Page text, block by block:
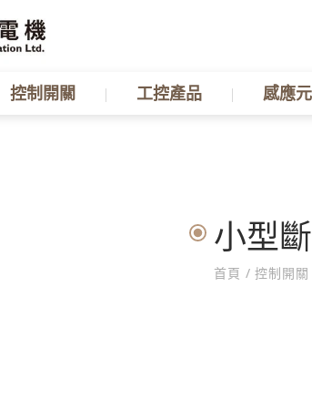
控制開關 工控產品 感應
小型
首頁 / 控制開